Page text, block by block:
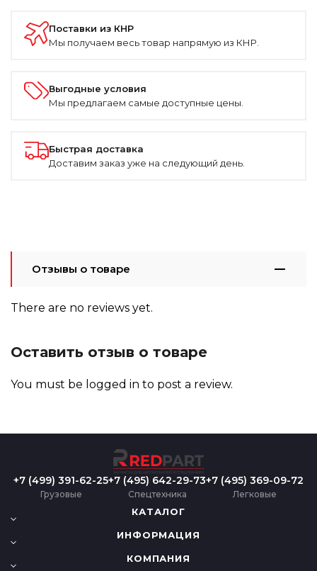
Поставки из КНР
Мы получаем весь товар напрямую из КНР.
Выгодные условия
Мы предлагаем самые доступные цены.
Быстрая доставка
Доставим заказ уже на следующий день.
Отзывы о товаре
There are no reviews yet.
Оставить отзыв о товаре
You must be logged in to post a review.
+7 (499) 391-62-25
Грузовые
+7 (495) 642-29-73
Спецтехника
+7 (495) 369-09-72
Легковые
КАТАЛОГ
ИНФОРМАЦИЯ
КОМПАНИЯ